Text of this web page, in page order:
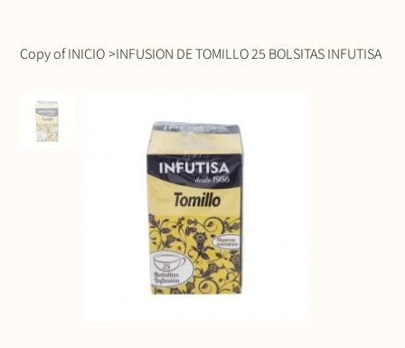
Copy of INICIO >INFUSION DE TOMILLO 25 BOLSITAS INFUTISA